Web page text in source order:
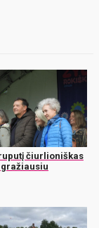
čiurlioniškas